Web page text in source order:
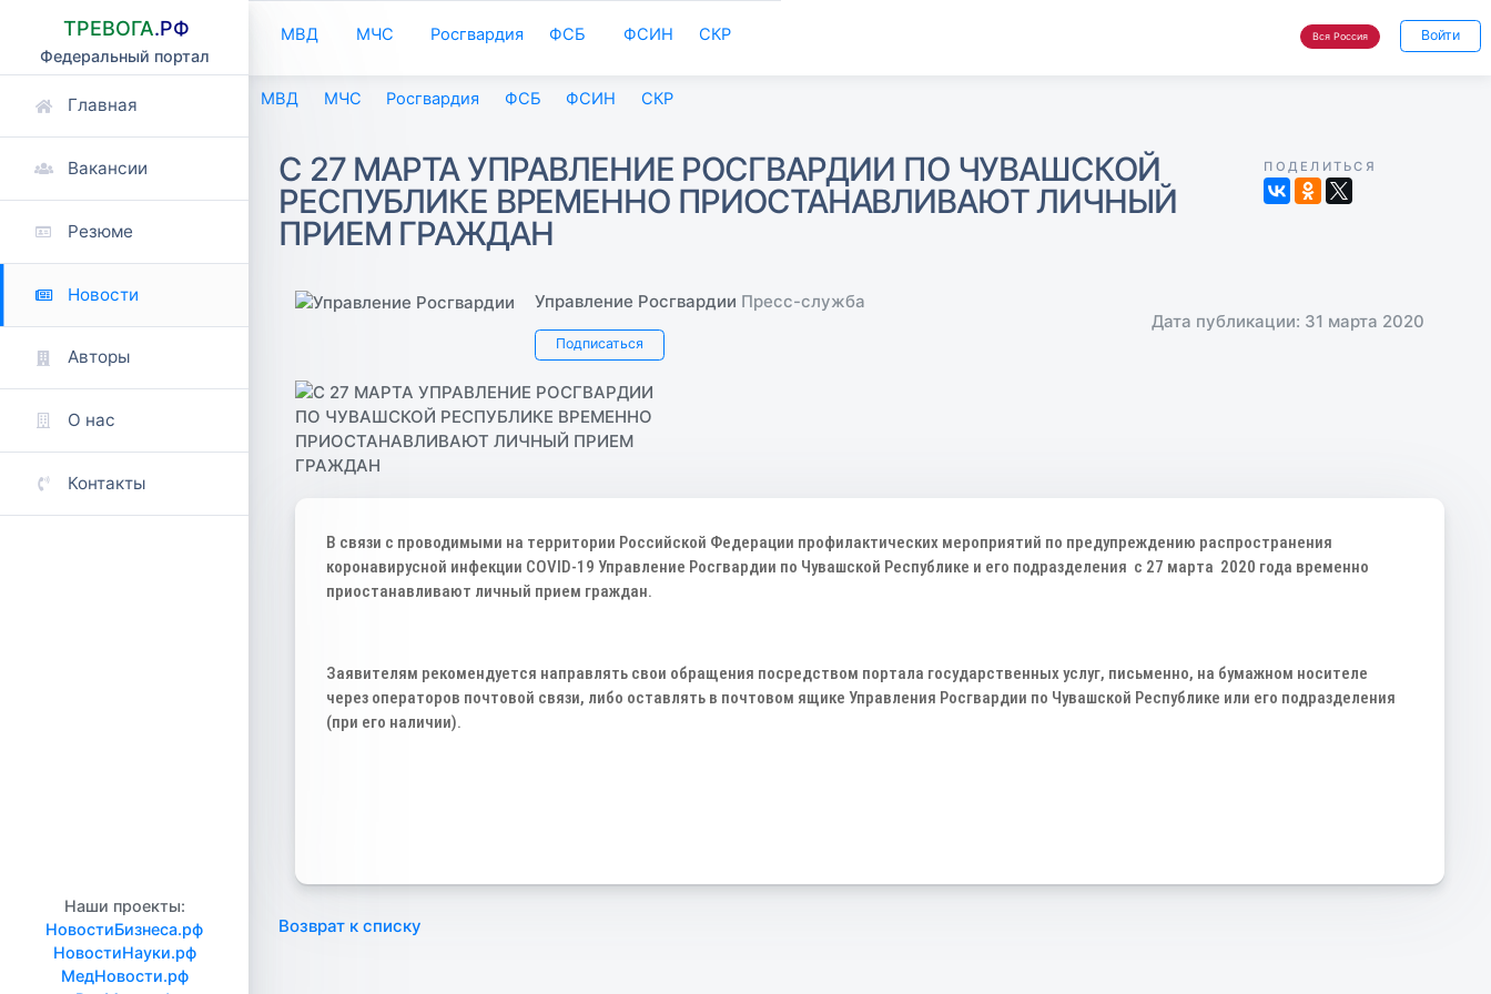
ТРЕВОГА.РФ
Федеральный портал
Главная
Вакансии
Резюме
Новости
Авторы
О нас
Контакты
Наши проекты:
НовостиБизнеса.рф
НовостиНауки.рф
МедНовости.рф
МВД МЧС Росгвардия ФСБ ФСИН СКР Вся Россия Войти
МВД МЧС Росгвардия ФСБ ФСИН СКР
С 27 МАРТА УПРАВЛЕНИЕ РОСГВАРДИИ ПО ЧУВАШСКОЙ
РЕСПУБЛИКЕ ВРЕМЕННО ПРИОСТАНАВЛИВАЮТ ЛИЧНЫЙ
ПРИЕМ ГРАЖДАН
ПОДЕЛИТЬСЯ
Управление Росгвардии Пресс-служба
Подписаться
Дата публикации: 31 марта 2020
В связи с проводимыми на территории Российской Федерации профилактических мероприятий по предупреждению распространения
коронавирусной инфекции COVID-19 Управление Росгвардии по Чувашской Республике и его подразделения с 27 марта 2020 года временно
приостанавливают личный прием граждан.
Заявителям рекомендуется направлять свои обращения посредством портала государственных услуг, письменно, на бумажном носителе
через операторов почтовой связи, либо оставлять в почтовом ящике Управления Росгвардии по Чувашской Республике или его подразделения
(при его наличии).
Возврат к списку